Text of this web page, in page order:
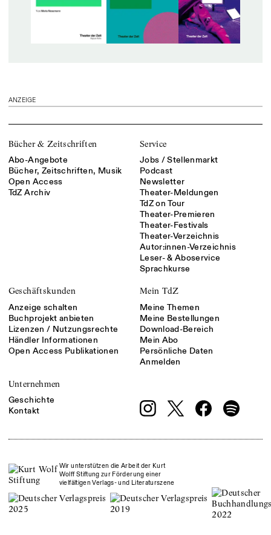
ANZEIGE
Bücher & Zeitschriften
Abo-Angebote
Bücher, Zeitschriften, Musik
Open Access
TdZ Archiv
Service
Jobs / Stellenmarkt
Podcast
Newsletter
Theater-Meldungen
TdZ on Tour
Theater-Premieren
Theater-Festivals
Theater-Verzeichnis
Autor:innen-Verzeichnis
Leser- & Aboservice
Sprachkurse
Geschäftskunden
Anzeige schalten
Buchprojekt anbieten
Lizenzen / Nutzungsrechte
Händler Informationen
Open Access Publikationen
Mein TdZ
Meine Themen
Meine Bestellungen
Download-Bereich
Mein Abo
Persönliche Daten
Anmelden
Unternehmen
Geschichte
Kontakt
Wir unterstützen die Arbeit der Kurt
Wolff Stiftung zur Förderung einer
vielfältigen Verlags- und Literaturszene